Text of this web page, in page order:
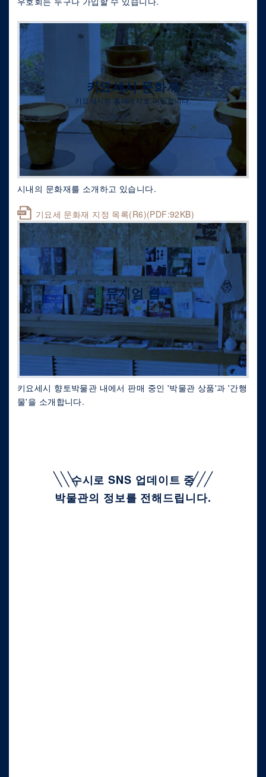
키요세시 문화재
키요세시청 홈페이지로 이동합니다.
시내의 문화재를 소개하고 있습니다.
기요세 문화재 지정 목록(R6)(PDF:92KB)
뮤지엄 숍
키요세시 향토박물관 내에서 판매 중인 '박물관 상품'과 '간행
물'을 소개합니다.
수시로 SNS 업데이트 중
박물관의 정보를 전해드립니다.